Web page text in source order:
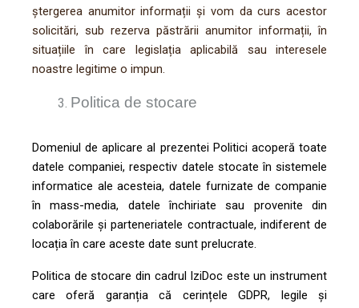
ștergerea anumitor informații și vom da curs acestor
solicitări, sub rezerva păstrării anumitor informații, în
situațiile în care legislația aplicabilă sau interesele
noastre legitime o impun.
Politica de stocare
Domeniul de aplicare al prezentei Politici acoperă toate
datele companiei, respectiv datele stocate în sistemele
informatice ale acesteia, datele furnizate de companie
în mass-media, datele închiriate sau provenite din
colaborările și parteneriatele contractuale, indiferent de
locația în care aceste date sunt prelucrate.
Politica de stocare din cadrul IziDoc este un instrument
care oferă garanția că cerințele GDPR, legile și